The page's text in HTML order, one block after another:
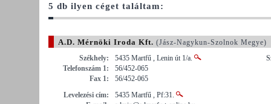
5 db ilyen céget találtam:
A.D. Mérnöki Iroda Kft. (Jász-Nagykun-Szolnok Megye)
Székhely:
5435 Martfű , Lenin út 1/a.
Telefonszám 1:
56/452-065
Fax 1:
56/452-065
Levelezési cím:
5435 Martfű , Pf:31.